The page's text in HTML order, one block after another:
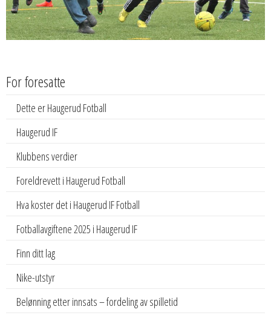
For foresatte
Dette er Haugerud Fotball
Haugerud IF
Klubbens verdier
Foreldrevett i Haugerud Fotball
Hva koster det i Haugerud IF Fotball
Fotballavgiftene 2025 i Haugerud IF
Finn ditt lag
Nike-utstyr
Belønning etter innsats – fordeling av spilletid